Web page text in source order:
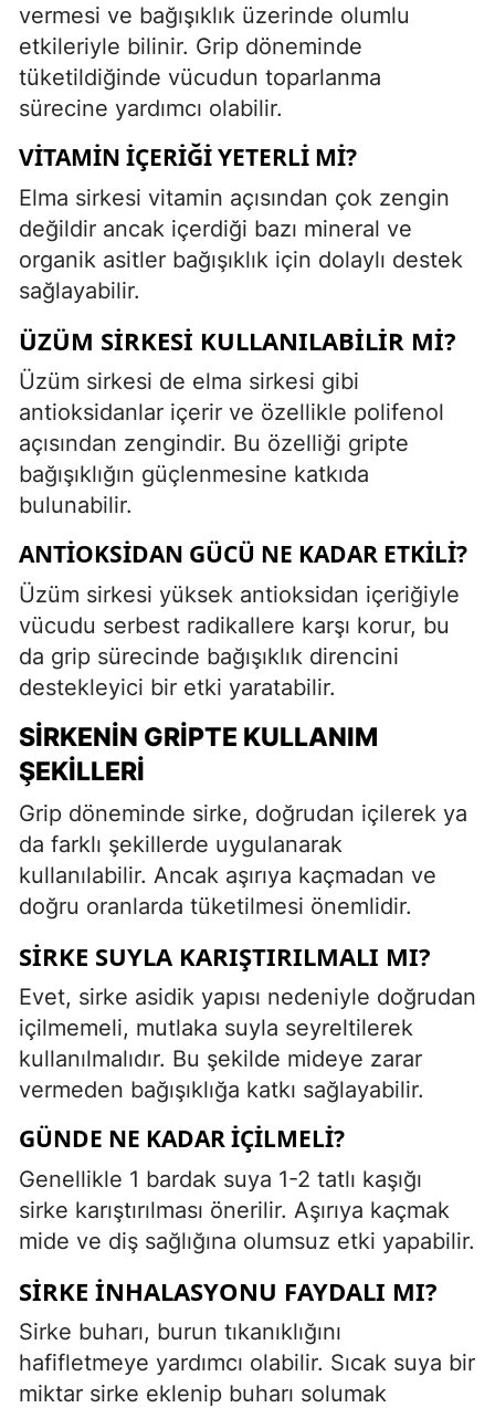
vermesi ve bağışıklık üzerinde olumlu
etkileriyle bilinir. Grip döneminde
tüketildiğinde vücudun toparlanma
sürecine yardımcı olabilir.
VITAMIN İÇERIĞI YETERLI MI?
Elma sirkesi vitamin açısından çok zengin
değildir ancak içerdiği bazı mineral ve
organik asitler bağışıklık için dolaylı destek
sağlayabilir.
ÜZÜM SIRKESI KULLANILABILIR MI?
Üzüm sirkesi de elma sirkesi gibi
antioksidanlar içerir ve özellikle polifenol
açısından zengindir. Bu özelliği gripte
bağışıklığın güçlenmesine katkıda
bulunabilir.
ANTIOKSIDAN GÜCÜ NE KADAR ETKILI?
Üzüm sirkesi yüksek antioksidan içeriğiyle
vücudu serbest radikallere karşı korur, bu
da grip sürecinde bağışıklık direncini
destekleyici bir etki yaratabilir.
SIRKENIN GRIPTE KULLANIM
ŞEKILLERI
Grip döneminde sirke, doğrudan içilerek ya
da farklı şekillerde uygulanarak
kullanılabilir. Ancak aşırıya kaçmadan ve
doğru oranlarda tüketilmesi önemlidir.
SIRKE SUYLA KARIŞTIRILMALI MI?
Evet, sirke asidik yapısı nedeniyle doğrudan
içilmemeli, mutlaka suyla seyreltilerek
kullanılmalıdır. Bu şekilde mideye zarar
vermeden bağışıklığa katkı sağlayabilir.
GÜNDE NE KADAR İÇILMELI?
Genellikle 1 bardak suya 1-2 tatlı kaşığı
sirke karıştırılması önerilir. Aşırıya kaçmak
mide ve diş sağlığına olumsuz etki yapabilir.
SIRKE İNHALASYONU FAYDALI MI?
Sirke buharı, burun tıkanıklığını
hafifletmeye yardımcı olabilir. Sıcak suya bir
miktar sirke eklenip buharı solumak